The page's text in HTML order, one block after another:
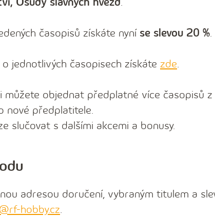
časopisů získáte nyní se slevou 20 %.
jednotlivých časopisech získáte zde.
můžete objednat předplatné více časopisů z
nové předplatitele.
slučovat s dalšími akcemi a bonusy.
adresou doručení, vybraným titulem a
hobby.cz.